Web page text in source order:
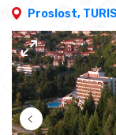
Proslost,